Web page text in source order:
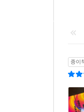
“제약
AI를 활
유전자
〈법률〉
“AI가
법률 문
종이